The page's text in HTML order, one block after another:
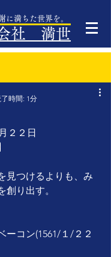
に満ちた世界を。
社 満世
時間: 1分
２２日
見つけるよりも、み
創り出す。
コン(1561/１/２２